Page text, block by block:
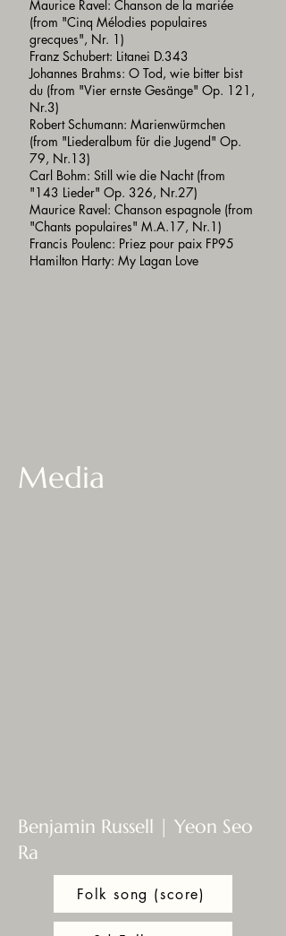
Media
Maurice Ravel: Chanson de la mariée
(from "Cinq Mélodies populaires
grecques", Nr. 1)
Franz Schubert: Litanei D.343
Johannes Brahms: O Tod, wie bitter bist
du (from "Vier ernste Gesänge" Op. 121,
Nr.3)
Robert Schumann: Marienwürmchen
(from "Liederalbum für die Jugend" Op.
79, Nr.13)
Carl Bohm: Still wie die Nacht (from
"143 Lieder" Op. 326, Nr.27)
Maurice Ravel: Chanson espagnole (from
"Chants populaires" M.A.17, Nr.1)
Francis Poulenc: Priez pour paix FP95
Hamilton Harty: My Lagan Love
Benjamin Russell | Yeon Seo
Ra
Folk song (score)